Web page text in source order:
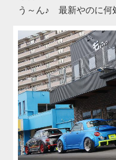
う～ん♪ 最新やのに何